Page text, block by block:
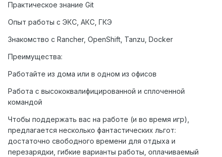
Практическое знание Git
Опыт работы с ЭКС, АКС, ГКЭ
Знакомство с Rancher, OpenShift, Tanzu, Docker
Преимущества:
Работайте из дома или в одном из офисов
Работа с высококвалифицированной и сплоченной
командой
Чтобы поддержать вас на работе (и во время игр),
предлагается несколько фантастических льгот:
достаточно свободного времени для отдыха и
перезарядки, гибкие варианты работы, оплачиваемый